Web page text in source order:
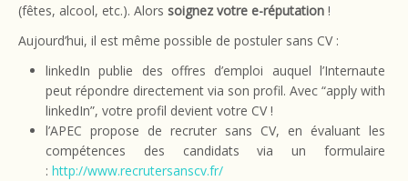
(fêtes, alcool, etc.). Alors soignez votre e-réputation !
Aujourd’hui, il est même possible de postuler sans CV :
linkedIn publie des offres d’emploi auquel l’Internaute
peut répondre directement via son profil. Avec “apply with
linkedIn”, votre profil devient votre CV !
l’APEC propose de recruter sans CV, en évaluant les
compétences des candidats via un formulaire
: http://www.recrutersanscv.fr/